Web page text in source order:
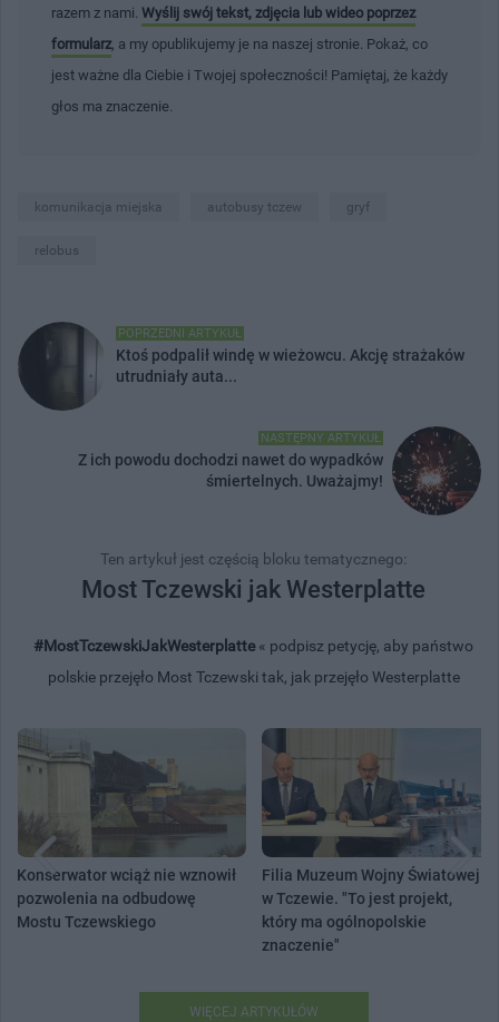
razem z nami. Wyślij swój tekst, zdjęcia lub wideo poprzez
formularz , a my opublikujemy je na naszej stronie. Pokaż, co
jest ważne dla Ciebie i Twojej społeczności! Pamiętaj, że każdy
głos ma znaczenie.
komunikacja miejska autobusy tczew gryf
relobus
POPRZEDNI ARTYKUŁ
Ktoś podpalił windę w wieżowcu. Akcję strażaków
utrudniały auta...
NASTĘPNY ARTYKUŁ
Z ich powodu dochodzi nawet do wypadków
śmiertelnych. Uważajmy!
Ten artykuł jest częścią bloku tematycznego:
Most Tczewski jak Westerplatte
#MostTczewskiJakWesterplatte« podpisz petycję, aby państwo
polskie przejęło Most Tczewski tak, jak przejęło Westerplatte
Konserwator wciąż nie wznowił
pozwolenia na odbudowę
Mostu Tczewskiego
Filia Muzeum Wojny Światowej
w Tczewie. "To jest projekt,
który ma ogólnopolskie
znaczenie"
WIĘCEJ ARTYKUŁÓW